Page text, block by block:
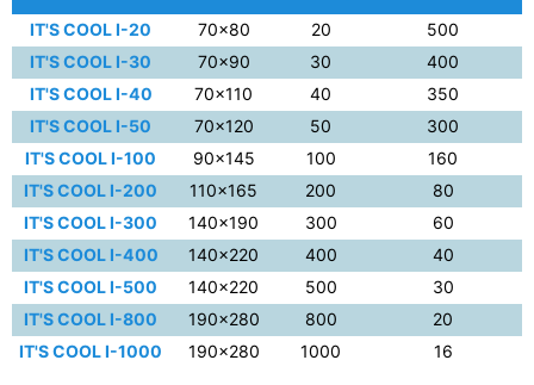
IT'S COOL I-20
70×80 20
500
IT'S COOL I-30
70×90 30
400
IT'S COOL I-40
70×110 40
350
IT'S COOL I-50
70×120 50
300
IT'S COOL I-100
90×145 100
160
IT'S COOL I-200
110×165 200
80
IT'S COOL I-300
140×190 300
60
IT'S COOL I-400
140×220 400
40
IT'S COOL I-500
140×220 500
30
IT'S COOL I-800
190×280 800
20
IT'S COOL I-1000
190×280 1000 16